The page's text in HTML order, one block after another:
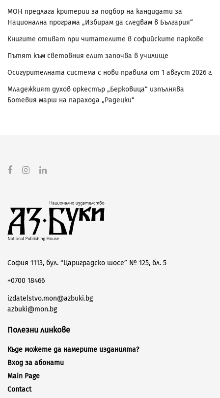
МОН предлага критерии за подбор на кандидати за
Национална програма „Избирам да следвам в България“
Книгите отиват при читателите в софийските паркове
Пътят към световния елит започва в училище
Осигурителната система с нови правила от 1 август 2026 г.
Младежкият духов оркестър „Берковица“ изпълнява
Ботевия марш на парахода „Радецки“
София 1113, бул. “Цариградско шосе” № 125, бл. 5
+0700 18466
izdatelstvo.mon@azbuki.bg
azbuki@mon.bg
Полезни линкове
Къде можете да намерите изданията?
Вход за абонати
Main Page
Contact